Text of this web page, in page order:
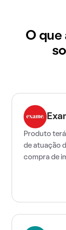
O que
Produto
de atuação
compra de